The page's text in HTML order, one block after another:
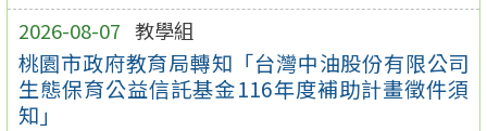
2026-08-07 教學組
桃園市政府教育局轉知「台灣中油股份有限公司
生態保育公益信託基金116年度補助計畫徵件須
知」